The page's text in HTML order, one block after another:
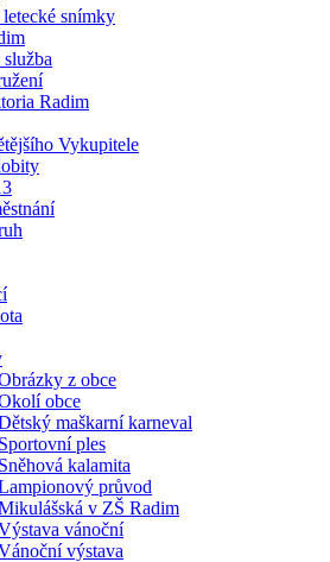
snímky
Radim
Vykupitele
z obce
obce
maškarní karneval
Sportovní ples
Sněhová kalamita
průvod
v ZŠ Radim
vánoční
výstava